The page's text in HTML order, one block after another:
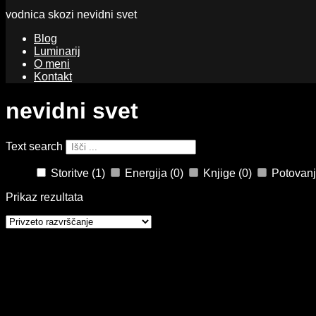
vodnica skozi nevidni svet
Blog
Luminarij
O meni
Kontakt
nevidni svet
Text search
Storitve (1) Energija (0) Knjige (0)
Prikaz rezultata